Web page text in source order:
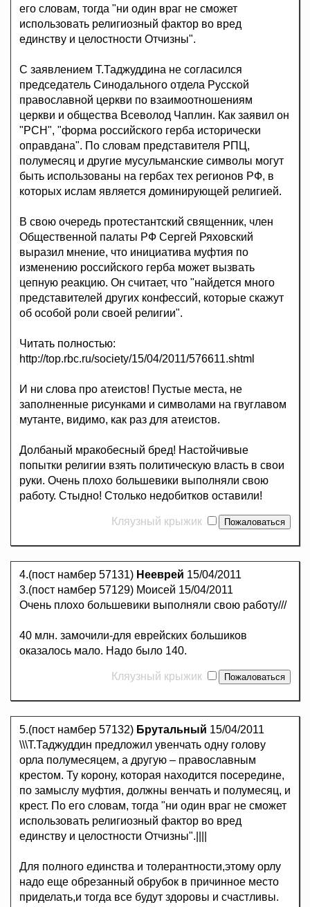
его словам, тогда "ни один враг не сможет
использовать религиозный фактор во вред
единству и целостности Отчизны".
С заявлением Т.Таджуддина не согласился
председатель Синодального отдела Русской
православной церкви по взаимоотношениям
церкви и общества Всеволод Чаплин. Как заявил он
"РСН", "форма российского герба исторически
оправдана". По словам представителя РПЦ,
полумесяц и другие мусульманские символы могут
быть использованы на гербах тех регионов РФ, в
которых ислам является доминирующей религией.
В свою очередь протестантский священник, член
Общественной палаты РФ Сергей Ряховский
выразил мнение, что инициатива муфтия по
изменению российского герба может вызвать
цепную реакцию. Он считает, что "найдется много
представителей других конфессий, которые скажут
об особой роли своей религии".
Читать полностью:
http://top.rbc.ru/society/15/04/2011/576611.shtml
И ни слова про атеистов! Пустые места, не
заполненные рисунками и символами на гвуглавом
мутанте, видимо, как раз для атеистов.
Долбаный мракобесный бред! Настойчивые
попытки религии взять политическую власть в свои
руки. Очень плохо большевики выполняли свою
работу. Стыдно! Столько недобитков оставили!
Кляузный крыжик
4.(пост намбер 57131) Нееврей 15/04/2011
3.(пост намбер 57129) Моисей 15/04/2011
Очень плохо большевики выполняли свою работу///
40 млн. замочили-для еврейских большиков
оказалось мало. Надо было 140.
Кляузный крыжик
5.(пост намбер 57132) Брутальный 15/04/2011
\\\Т.Таджуддин предложил увенчать одну голову
орла полумесяцем, а другую – православным
крестом. Ту корону, которая находится посередине,
по замыслу муфтия, должны венчать и полумесяц, и
крест. По его словам, тогда "ни один враг не сможет
использовать религиозный фактор во вред
единству и целостности Отчизны".||||
Для полного единства и толерантности,этому орлу
надо еще обрезанный обрубок в причинное место
приделать,и тогда все будут здоровы и счастливы.